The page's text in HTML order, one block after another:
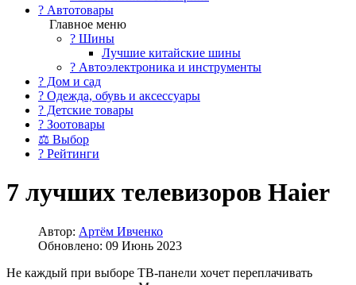
? Автотовары
Главное меню
? Шины
Лучшие китайские шины
? Автоэлектроника и инструменты
? Дом и сад
? Одежда, обувь и аксессуары
? Детские товары
? Зоотовары
⚖ Выбор
? Рейтинги
7 лучших телевизоров Haier
Автор: Артём Ивченко
Обновлено: 09 Июнь 2023
Не каждый при выборе ТВ-панели хочет переплачивать